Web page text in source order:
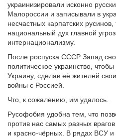
украинизировали исконно
Малороссии и записывали в
несчастных карпатских русинов,
национальный дух главной
интернационализму.
После роспуска СССР Запад
политическое украинство,
Украину, сделав её жителей
войны с Россией.
Что, к сожалению, им удалось.
Русофобия удобна тем, что
против нас самых разных
и красно-чёрных. В рядах ВСУ